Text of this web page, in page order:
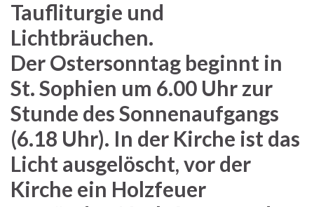
Taufliturgie und
Lichtbräuchen.
Der Ostersonntag beginnt in
St. Sophien um 6.00 Uhr zur
Stunde des Sonnenaufgangs
(6.18 Uhr). In der Kirche ist das
Licht ausgelöscht, vor der
Kirche ein Holzfeuer